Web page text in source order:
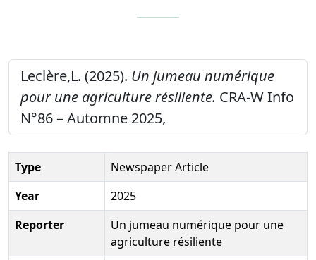
Leclère,L. (2025). Un jumeau numérique
pour une agriculture résiliente. CRA-W Info
N°86 – Automne 2025,
Type
Newspaper Article
Year
2025
Reporter
Un jumeau numérique pour une
agriculture résiliente